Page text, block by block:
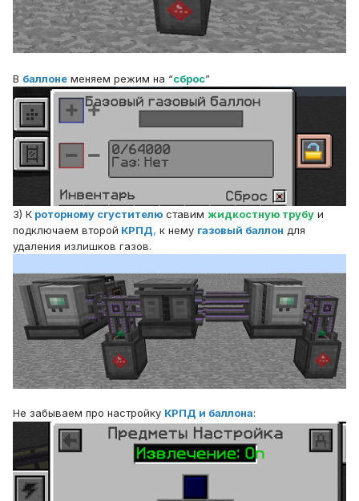
В баллоне меняем режим на “сброс”
3) К роторному сгустителю ставим жидкостную трубу и
подключаем второй КРПД, к нему газовый баллон для
удаления излишков газов.
Не забываем про настройку КРПД и баллона: